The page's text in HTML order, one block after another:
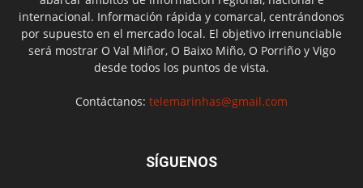
internacional. Información rápida y comarcal, centrándonos
por supuesto en el mercado local. El objetivo irrenunciable
será mostrar O Val Miñor, O Baixo Miño, O Porriño y Vigo
desde todos los puntos de vista.
Contáctanos: telemarinhas@gmail.com
SÍGUENOS